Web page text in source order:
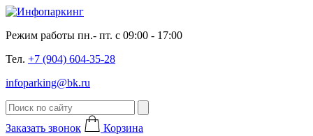
Режим работы пн.- пт. с 09:00 - 17:00
Тел. +7 (904) 604-35-28
infoparking@bk.ru
Заказать звонок Корзина